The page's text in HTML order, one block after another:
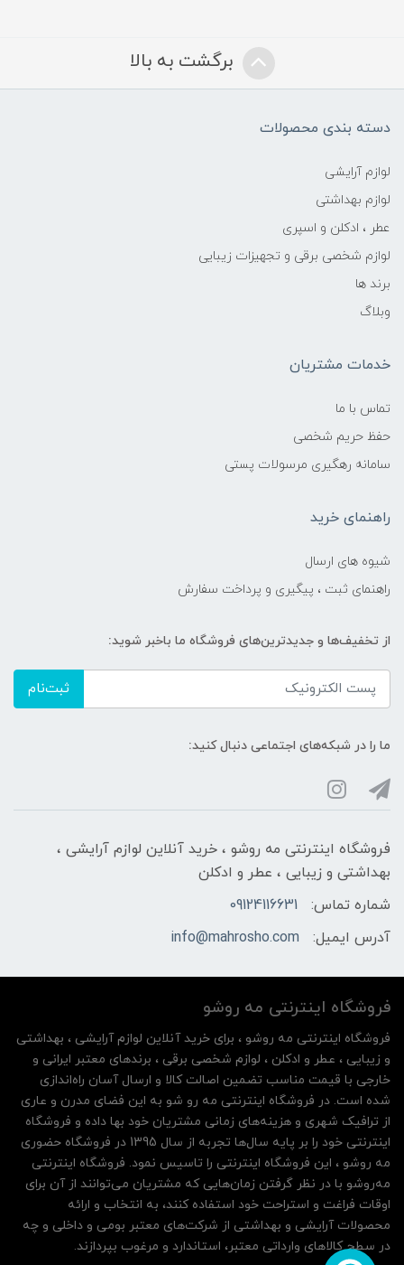
برگشت به بالا
دسته بندی محصولات
لوازم آرایشی
لوازم بهداشتی
عطر ، ادکلن و اسپری
لوازم شخصی برقی و تجهیزات زیبایی
برند ها
وبلاگ
خدمات مشتریان
تماس با ما
حفظ حریم شخصی
سامانه رهگیری مرسولات پستی
راهنمای خرید
شیوه های ارسال
راهنمای ثبت ، پیگیری و پرداخت سفارش
از تخفیف‌ها و جدیدترین‌های فروشگاه ما باخبر شوید:
ثبت‌نام
ما را در شبکه‌های اجتماعی دنبال کنید:
فروشگاه اینترنتی مه‌ رو‌شو ، خرید آنلاین لوازم آرایشی ،
بهداشتی و زیبایی ، عطر و ادکلن
شماره تماس:
09124116631
آدرس ایمیل:
info@mahrosho.com
فروشگاه اینترنتی مه‌ رو‌شو
فروشگاه اینترنتی مه‌ رو‌شو ، برای خرید آنلاین لوازم آرایشی ، بهداشتی
و زیبایی ، عطر و ادکلن ، لوازم شخصی برقی ، برندهای معتبر ایرانی و
خارجی با قیمت مناسب تضمین اصالت کالا و ارسال آسان راه‌اندازی
شده است. در فروشگاه اینترنتی مه رو شو به این فضای مدرن و عاری
از ترافیک شهری و هزینه‌های زمانی مشتریان خود بها داده و فروشگاه
اینترنتی خود را بر پایه سال‌ها تجربه از سال 1395 در فروشگاه حضوری
مه روشو ، این فروشگاه اینترنتی را تاسیس نمود. فروشگاه اینترنتی
مه‌رو‌شو با در نظر گرفتن زمان‌هایی که مشتریان می‌توانند از آن‌ برای
اوقات فراغت و استراحت خود استفاده کنند، به انتخاب و ارائه
محصولات آرایشی و بهداشتی از شرکت‌های معتبر بومی و داخلی و چه
در سطح کالاهای وارداتی معتبر، استاندارد و مرغوب بپردازند.